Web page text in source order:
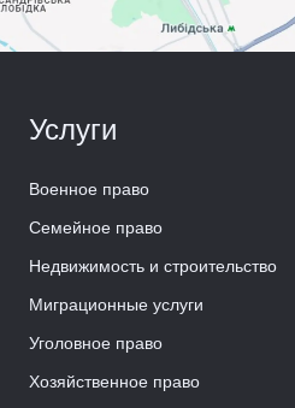
Услуги
Военное право
Семейное право
Недвижимость и строительство
Миграционные услуги
Уголовное право
Хозяйственное право